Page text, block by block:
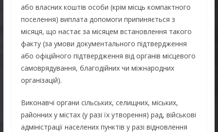
або власних коштів особи (крім місць компактного
поселення) виплата допомоги припиняється з
місяця, що настає за місяцем встановлення такого
факту (за умови документального підтвердження
або офіційного підтвердження від органів місцевого
самоврядування, благодійних чи міжнародних
організацій).
Виконавчі органи сільських, селищних, міських,
районних у містах (у разі їх утворення) рад, військові
адміністрації населених пунктів у разі відновлення